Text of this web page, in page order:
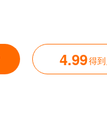
4.99得到